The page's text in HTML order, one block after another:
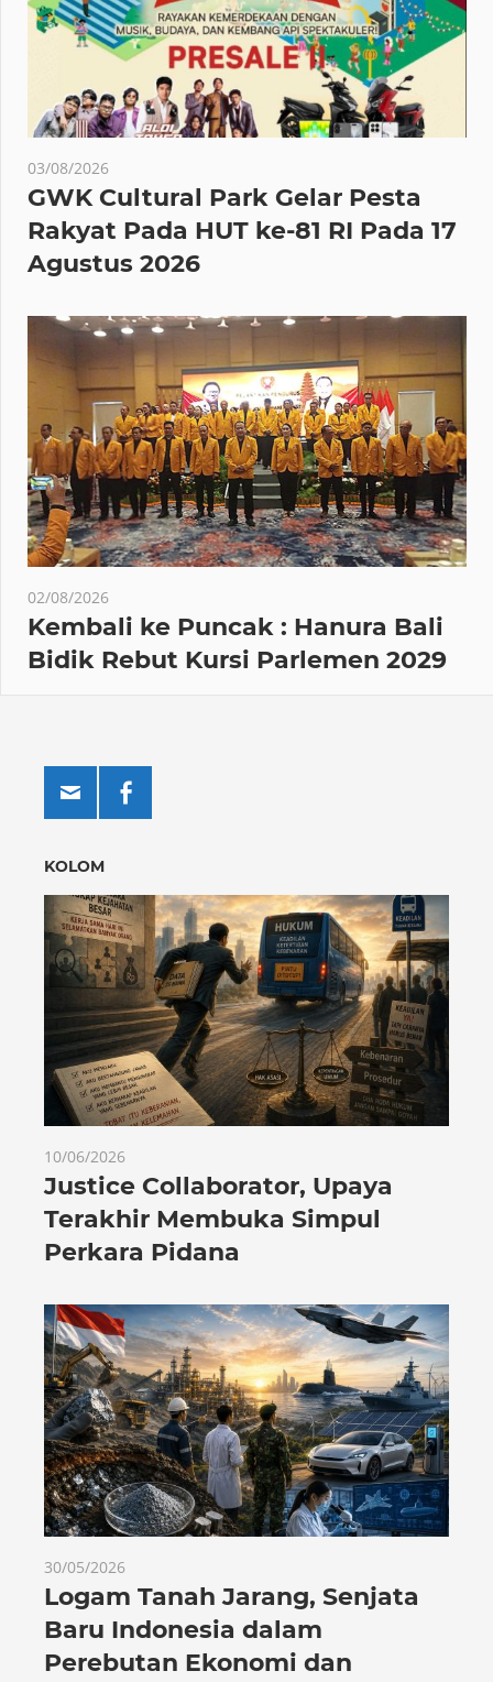
03/08/2026
GWK Cultural Park Gelar Pesta
Rakyat Pada HUT ke-81 RI Pada 17
Agustus 2026
02/08/2026
Kembali ke Puncak : Hanura Bali
Bidik Rebut Kursi Parlemen 2029
KOLOM
10/06/2026
Justice Collaborator, Upaya
Terakhir Membuka Simpul
Perkara Pidana
30/05/2026
Logam Tanah Jarang, Senjata
Baru Indonesia dalam
Perebutan Ekonomi dan